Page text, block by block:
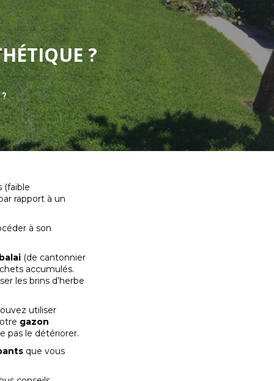
ELAGAGE & ABATTAGE CONTACT
?
(faible
rapport à un
à son
(de cantonnier
accumulés.
les brins d’herbe
utiliser
gazon
pas le détériorer.
que vous